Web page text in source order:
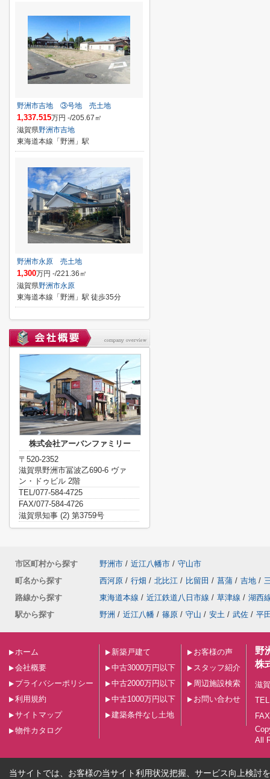
野洲市吉地 ③号地 売土地
1,337.515万円 -/205.67㎡
滋賀県野洲市吉地
東海道本線「野洲」駅
野洲市永原 売土地
1,300万円 -/221.36㎡
滋賀県野洲市永原
東海道本線「野洲」駅 徒歩35分
株式会社アーバンファミリー
〒520-2352
滋賀県野洲市冨波乙690-6 ヴァ
ン・ドゥビル 2階
TEL/077-584-4725
FAX/077-584-4726
滋賀県知事 (2) 第3759号
市区町村から探す 野洲市 / 近江八幡市 / 守山市
町名から探す
西河原 / 行畑 / 北比江 / 比留田 / 菖蒲 / 吉地 /
路線から探す
東海道本線 / 近江鉄道八日市線 / 草津線 / 湖西
駅から探す
野洲 / 近江八幡 / 篠原 / 守山 / 安土 / 武佐 / 平
ホーム
会社概要
プライバシーポリシー
利用規約
サイトマップ
物件カタログ
新築戸建て
中古3000万円以下
中古2000万円以下
中古1000万円以下
建築条件なし土地
お客様の声
スタッフ紹介
周辺施設検索
お問い合わせ
野
株
滋
All
当サイトでは、お客様の当サイト利用状況把握、サービス向上検討